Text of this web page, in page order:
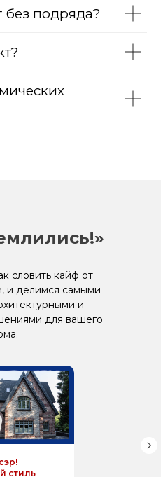
без подряда?
словить кайф от
и делимся самыми
и
для вашего
стиль